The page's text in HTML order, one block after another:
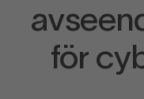
för